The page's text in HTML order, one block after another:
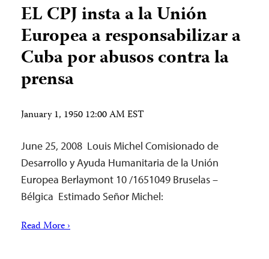
EL CPJ insta a la Unión
Europea a responsabilizar a
Cuba por abusos contra la
prensa
January 1, 1950 12:00 AM EST
June 25, 2008 Louis Michel Comisionado de
Desarrollo y Ayuda Humanitaria de la Unión
Europea Berlaymont 10 /1651049 Bruselas –
Bélgica Estimado Señor Michel:
Read More ›